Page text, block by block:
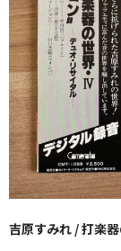
New Arrivals
新譜
GG RECORD
全商品
JAZZ-US
BLUE NOTE
JAZZ-EU
吉原すみれ / 打楽